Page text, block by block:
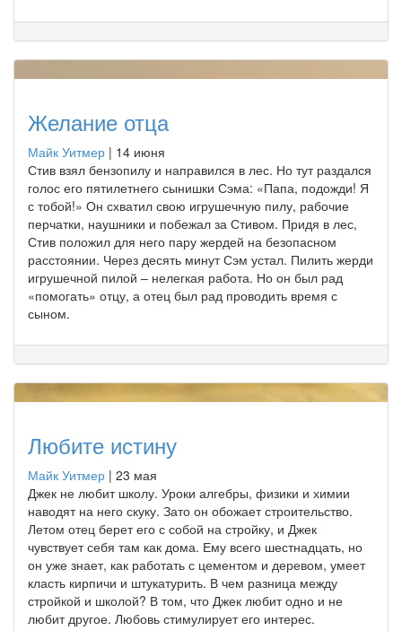
Желание отца
Майк Уитмер | 14 июня
Стив взял бензопилу и направился в лес. Но тут раздался
голос его пятилетнего сынишки Сэма: «Папа, подожди! Я
с тобой!» Он схватил свою игрушечную пилу, рабочие
перчатки, наушники и побежал за Стивом. Придя в лес,
Стив положил для него пару жердей на безопасном
расстоянии. Через десять минут Сэм устал. Пилить жерди
игрушечной пилой – нелегкая работа. Но он был рад
«помогать» отцу, а отец был рад проводить время с
сыном.
Любите истину
Майк Уитмер | 23 мая
Джек не любит школу. Уроки алгебры, физики и химии
наводят на него скуку. Зато он обожает строительство.
Летом отец берет его с собой на стройку, и Джек
чувствует себя там как дома. Ему всего шестнадцать, но
он уже знает, как работать с цементом и деревом, умеет
класть кирпичи и штукатурить. В чем разница между
стройкой и школой? В том, что Джек любит одно и не
любит другое. Любовь стимулирует его интерес.